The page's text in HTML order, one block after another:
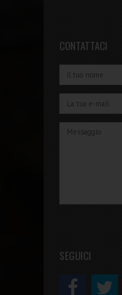
CONTATTACI
SEGUICI